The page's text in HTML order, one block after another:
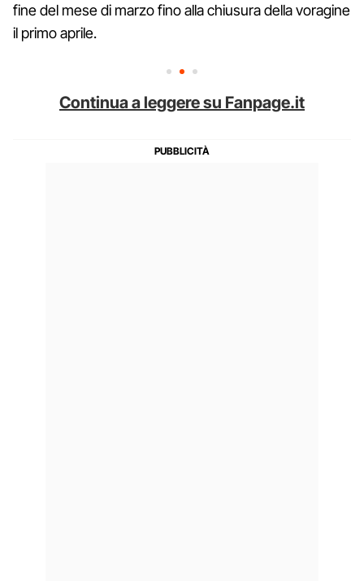
fine del mese di marzo fino alla chiusura della voragine
il primo aprile.
Continua a leggere su Fanpage.it